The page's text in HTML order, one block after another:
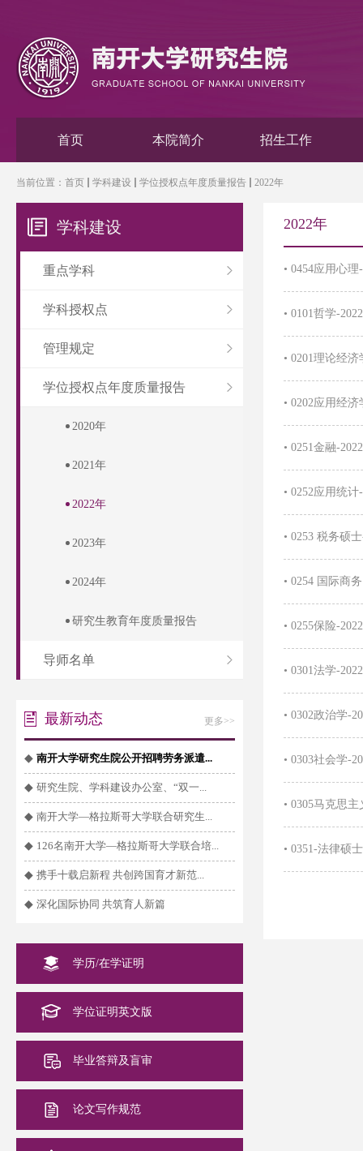
首页 本院简介 招生工作
当前位置： 首页 学科建设 学位授权点年度质量报告 2022年
学科建设
重点学科
学科授权点
管理规定
学位授权点年度质量报告
2020年
2021年
2022年
2023年
2024年
研究生教育年度质量报告
导师名单
最新动态 更多>>
◆ 南开大学研究生院公开招聘劳务派遣...
◆ 研究生院、学科建设办公室、“双一...
◆ 南开大学—格拉斯哥大学联合研究生...
◆ 126名南开大学—格拉斯哥大学联合培...
◆ 携手十载启新程 共创跨国育才新范...
◆ 深化国际协同 共筑育人新篇
学历/在学证明
学位证明英文版
毕业答辩及盲审
论文写作规范
2022年
• 0454应用心
• 0101哲学-
• 0201理论经
• 0202应用经
• 0251金融-
• 0252应用统
• 0253 税务硕
• 0254 国际商
• 0255保险-
• 0301法学-
• 0302政治学-
• 0303社会学-
• 0305马克思
• 0351-法律硕